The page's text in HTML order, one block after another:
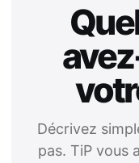
Décrivez
pas. TiP vous